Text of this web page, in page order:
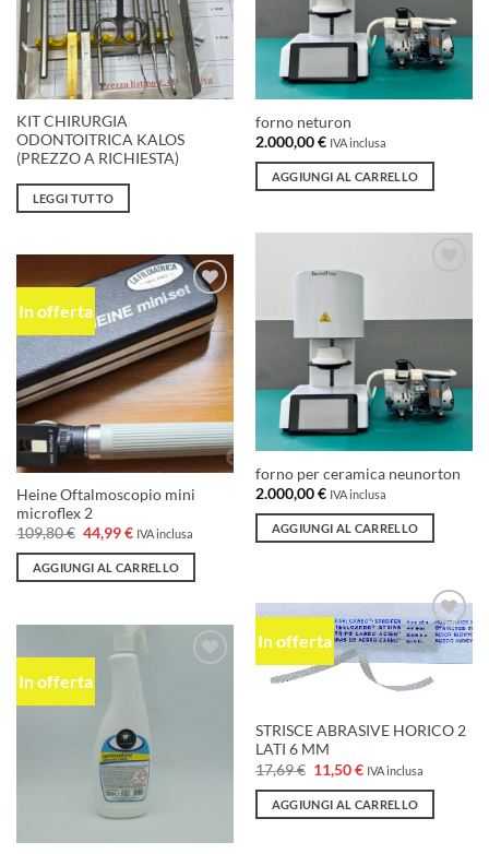
KIT CHIRURGIA
ODONTOITRICA KALOS
(PREZZO A RICHIESTA)
LEGGI TUTTO
forno neturon
2.000,00€ IVA inclusa
AGGIUNGI AL CARRELLO
dei
forno per ceramica neunorton
2.000,00€ IVA inclusa
AGGIUNGI AL CARRELLO
In offerta
Aggiungi
alla lista
dei
desideri
Heine Oftalmoscopio mini
microflex 2
109,80€ Il
prezzo
originale
era:
44,99€Il
attuale
è:
IVA inclusa
AGGIUNGI AL CARRELLO
In offerta
Aggiungi
alla lista
desideri
STRISCE ABRASIVE HORICO 2
LATI 6 MM
17,69€ Il
prezzo
originale
era:
11,50€Il
attuale
è:
IVA inclusa
AGGIUNGI AL CARRELLO
In offerta